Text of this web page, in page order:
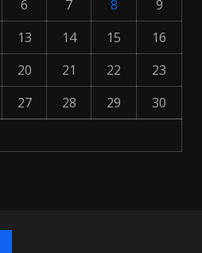
6 7 8
9
13 14 15
16
20 21 22
23
27 28 29
30